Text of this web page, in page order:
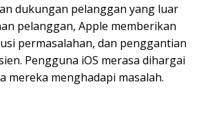
dukungan pelanggan yang luar
pelanggan, Apple memberikan
permasalahan, dan penggantian
Pengguna iOS merasa dihargai
mereka menghadapi masalah.